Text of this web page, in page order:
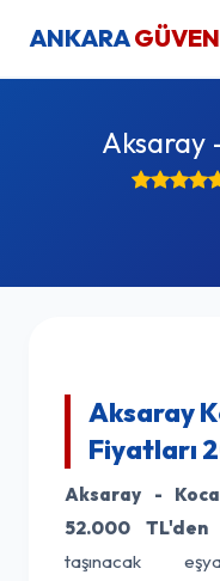
ANKARA
Aksaray
Aksaray
Fiyatları
Aksaray -
52.000 TL'den
taşınacak